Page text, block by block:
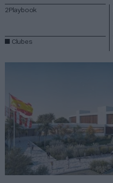
2Playbook
Clubes